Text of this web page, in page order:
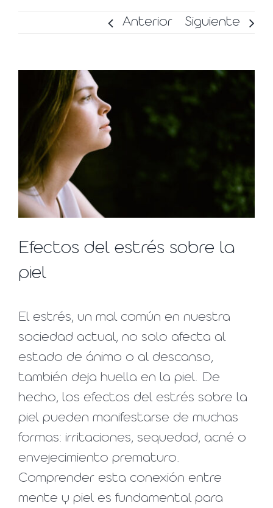
Anterior Siguiente
imagen
grande
Efectos del estrés sobre la
piel
El estrés, un mal común en nuestra
sociedad actual, no solo afecta al
estado de ánimo o al descanso,
también deja huella en la piel. De
hecho, los efectos del estrés sobre la
piel pueden manifestarse de muchas
formas: irritaciones, sequedad, acné o
envejecimiento prematuro.
Comprender esta conexión entre
mente y piel es fundamental para